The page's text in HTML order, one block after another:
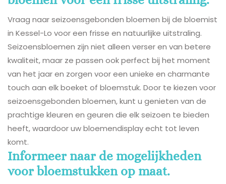
Vraag naar seizoensgebonden bloemen bij de bloemist
in Kessel-Lo voor een frisse en natuurlijke uitstraling.
Seizoensbloemen zijn niet alleen verser en van betere
kwaliteit, maar ze passen ook perfect bij het moment
van het jaar en zorgen voor een unieke en charmante
touch aan elk boeket of bloemstuk. Door te kiezen voor
seizoensgebonden bloemen, kunt u genieten van de
prachtige kleuren en geuren die elk seizoen te bieden
heeft, waardoor uw bloemendisplay echt tot leven
komt.
Informeer naar de mogelijkheden
voor bloemstukken op maat.